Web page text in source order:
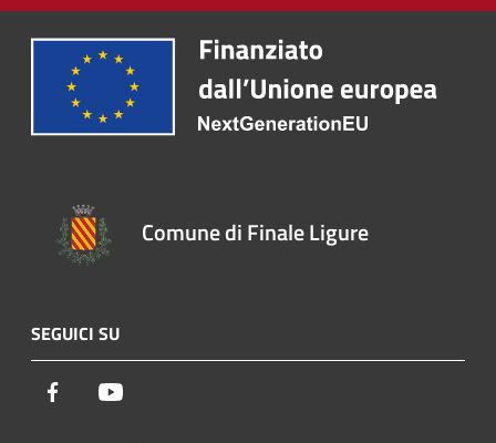
Comune di Finale Ligure
SEGUICI SU
Facebook